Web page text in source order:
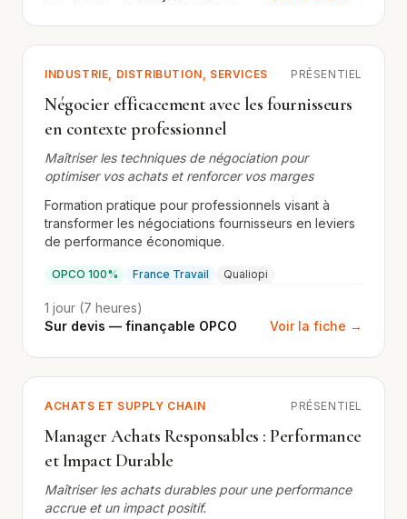
INDUSTRIE, DISTRIBUTION, SERVICES PRÉSENTIEL
Négocier efficacement avec les fournisseurs
en contexte professionnel
Maîtriser les techniques de négociation pour
optimiser vos achats et renforcer vos marges
Formation pratique pour professionnels visant à
transformer les négociations fournisseurs en leviers
de performance économique.
OPCO 100% France Travail Qualiopi
1 jour (7 heures)
Sur devis — finançable OPCO
Voir la fiche →
ACHATS ET SUPPLY CHAIN PRÉSENTIEL
Manager Achats Responsables : Performance
et Impact Durable
Maîtriser les achats durables pour une performance
accrue et un impact positif.